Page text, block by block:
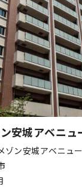
安城アベニュ
ゾン安城アベニュー